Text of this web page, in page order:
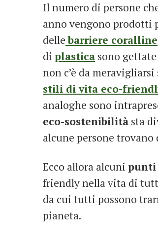
Il numero di persone
anno vengono prodotti
delle barriere coralline
di plastica sono
non c’è da
stili di vita eco-
analoghe sono
eco-sostenibilità sta
alcune persone
Ecco allora alcuni
friendly nella vita di
da cui tutti possono
pianeta.